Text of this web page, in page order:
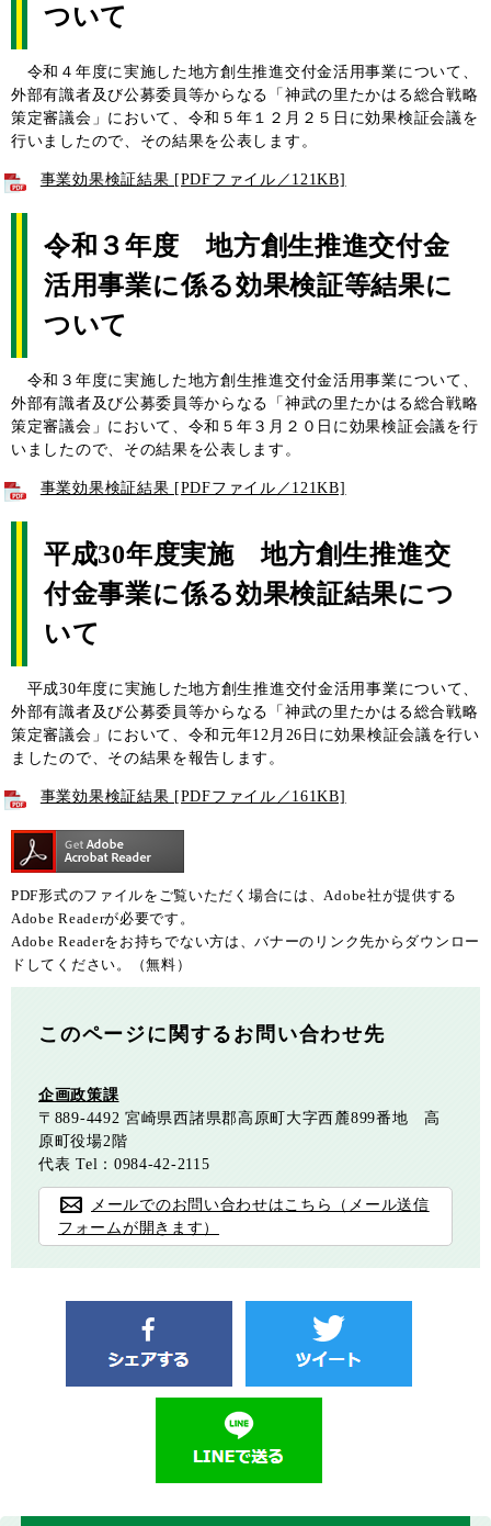
ついて
令和４年度に実施した地方創生推進交付金活用事業について、
外部有識者及び公募委員等からなる「神武の里たかはる総合戦略
策定審議会」において、令和５年１２月２５日に効果検証会議を
行いましたので、その結果を公表します。
事業効果検証結果 [PDFファイル／121KB]
令和３年度 地方創生推進交付金
活用事業に係る効果検証等結果に
ついて
令和３年度に実施した地方創生推進交付金活用事業について、
外部有識者及び公募委員等からなる「神武の里たかはる総合戦略
策定審議会」において、令和５年３月２０日に効果検証会議を行
いましたので、その結果を公表します。
事業効果検証結果 [PDFファイル／121KB]
平成30年度実施 地方創生推進交
付金事業に係る効果検証結果につ
いて
平成30年度に実施した地方創生推進交付金活用事業について、
外部有識者及び公募委員等からなる「神武の里たかはる総合戦略
策定審議会」において、令和元年12月26日に効果検証会議を行い
ましたので、その結果を報告します。
事業効果検証結果 [PDFファイル／161KB]
PDF形式のファイルをご覧いただく場合には、Adobe社が提供する
Adobe Readerが必要です。
Adobe Readerをお持ちでない方は、バナーのリンク先からダウンロー
ドしてください。（無料）
このページに関するお問い合わせ先
企画政策課
〒889-4492 宮崎県西諸県郡高原町大字西麓899番地 高
原町役場2階
代表 Tel：0984-42-2115
メールでのお問い合わせはこちら（メール送信
フォームが開きます）